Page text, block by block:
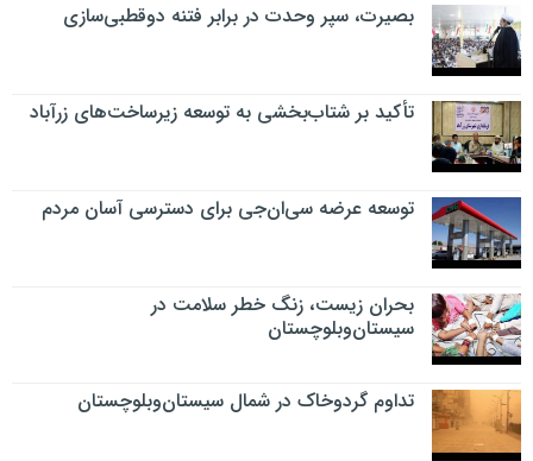
بصیرت، سپر وحدت در برابر فتنه دوقطبی‌سازی
تأکید بر شتاب‌بخشی به توسعه زیرساخت‌های زرآباد
توسعه عرضه سی‌ان‌جی برای دسترسی آسان مردم
بحران زیست، زنگ خطر سلامت در
سیستان‌وبلوچستان
تداوم گردوخاک در شمال سیستان‌وبلوچستان